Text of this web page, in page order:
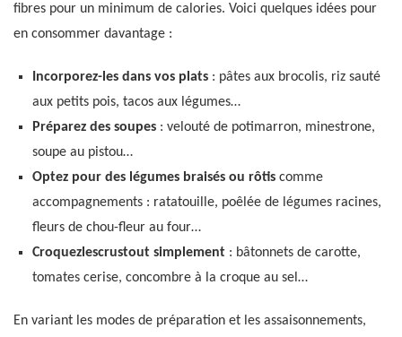
fibres pour un minimum de calories. Voici quelques idées pour
en consommer davantage :
Incorporez-les dans vos plats: pâtes aux brocolis, riz sauté
aux petits pois, tacos aux légumes…
Préparez des soupes: velouté de potimarron, minestrone,
soupe au pistou…
Optez pour des légumes braisés ou rôtiscomme
accompagnements : ratatouille, poêlée de légumes racines,
fleurs de chou-fleur au four…
Croquezlescrustout simplement: bâtonnets de carotte,
tomates cerise, concombre à la croque au sel…
En variant les modes de préparation et les assaisonnements,